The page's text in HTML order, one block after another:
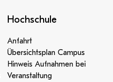
Hochschule
Anfahrt
Übersichtsplan Campus
Hinweis Aufnahmen bei
Veranstaltung